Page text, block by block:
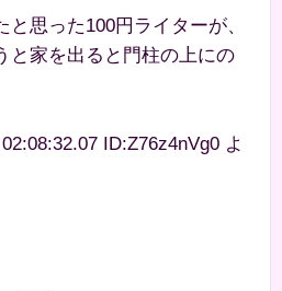
思った100円ライターが、
と家を出ると門柱の上にの
ID:Z76z4nVg0 よ